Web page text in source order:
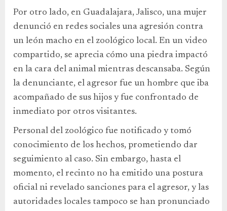
Por otro lado, en Guadalajara, Jalisco, una mujer
denunció en redes sociales una agresión contra
un león macho en el zoológico local. En un video
compartido, se aprecia cómo una piedra impactó
en la cara del animal mientras descansaba. Según
la denunciante, el agresor fue un hombre que iba
acompañado de sus hijos y fue confrontado de
inmediato por otros visitantes.
Personal del zoológico fue notificado y tomó
conocimiento de los hechos, prometiendo dar
seguimiento al caso. Sin embargo, hasta el
momento, el recinto no ha emitido una postura
oficial ni revelado sanciones para el agresor, y las
autoridades locales tampoco se han pronunciado